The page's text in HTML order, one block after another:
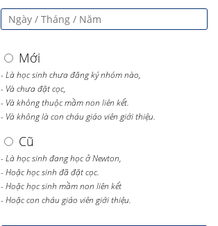
Mới
- Là học sinh chưa đăng ký nhóm nào,
- Và chưa đặt cọc,
- Và không thuộc mầm non liên kết.
- Và không là con cháu giáo viên giới thiệu.
Cũ
- Là học sinh đang học ở Newton,
- Hoặc học sinh đã đặt cọc.
- Hoặc học sinh mầm non liên kết
- Hoặc con cháu giáo viên giới thiệu.